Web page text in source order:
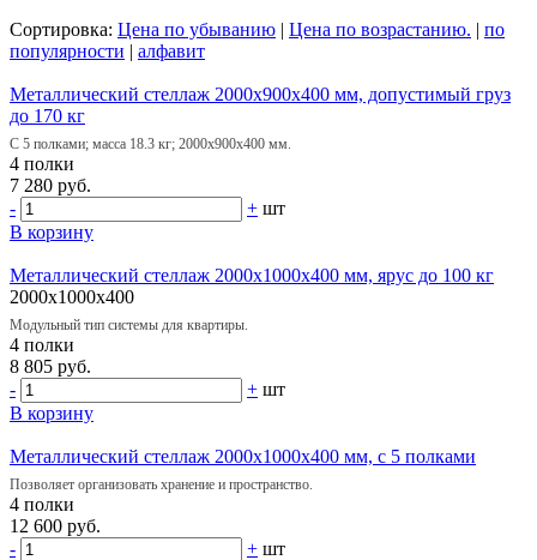
Сортировка: Цена по убыванию | Цена по возрастанию. | по
популярности | алфавит
Металлический стеллаж 2000х900х400 мм, допустимый груз
до 170 кг
С 5 полками; масса 18.3 кг; 2000х900х400 мм.
4 полки
7 280 руб.
-
+ шт
В корзину
Металлический стеллаж 2000х1000х400 мм, ярус до 100 кг
2000x1000x400
Модульный тип системы для квартиры.
4 полки
8 805 руб.
-
+ шт
В корзину
Металлический стеллаж 2000х1000х400 мм, с 5 полками
Позволяет организовать хранение и пространство.
4 полки
12 600 руб.
-
+ шт